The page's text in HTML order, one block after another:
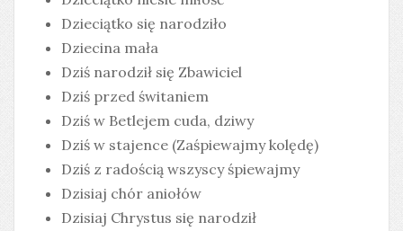
Dzieciątko się narodziło
Dziecina mała
Dziś narodził się Zbawiciel
Dziś przed świtaniem
Dziś w Betlejem cuda, dziwy
Dziś w stajence (Zaśpiewajmy kolędę)
Dziś z radością wszyscy śpiewajmy
Dzisiaj chór aniołów
Dzisiaj Chrystus się narodził